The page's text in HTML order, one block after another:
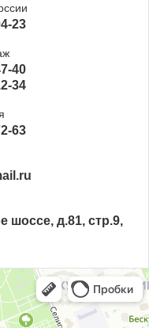
23
40
34
63
шоссе, д.81, стр.9,